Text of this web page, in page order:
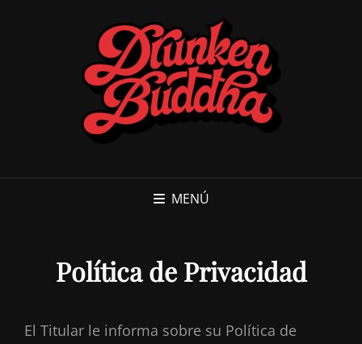
MENÚ
Política de Privacidad
El Titular le informa sobre su Política de